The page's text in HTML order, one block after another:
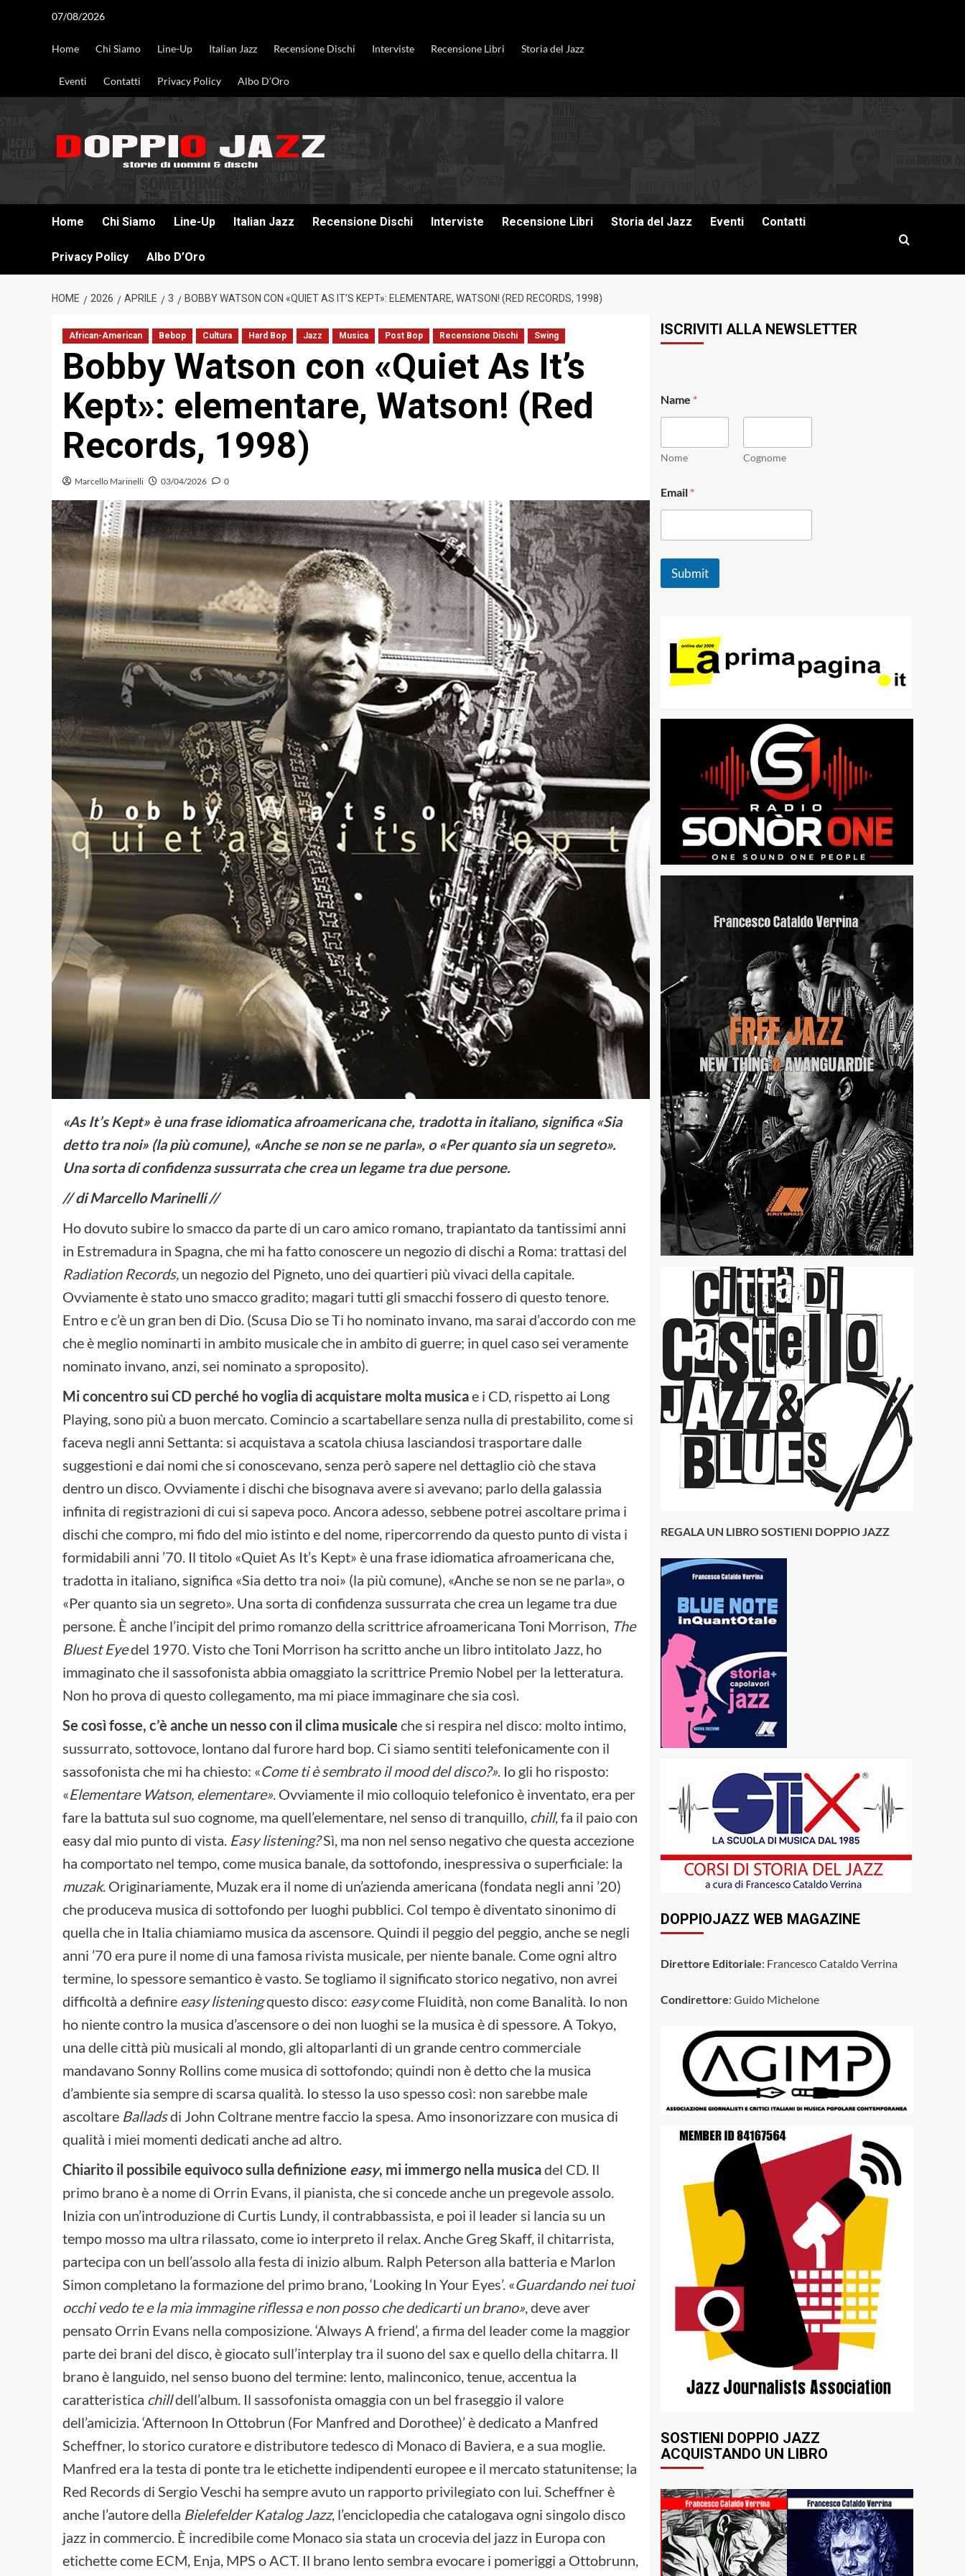
07/08/2026
Home Chi Siamo Line-Up Italian Jazz Recensione Dischi Interviste Recensione Libri Storia del Jazz
Eventi Contatti Privacy Policy Albo D’Oro
Home Chi Siamo Line-Up Italian Jazz Recensione Dischi Interviste Recensione Libri Storia del Jazz Eventi Contatti
Privacy Policy Albo D’Oro
HOME 2026 APRILE 3 BOBBY WATSON CON «QUIET AS IT’S KEPT»: ELEMENTARE, WATSON! (RED RECORDS, 1998)
African-American Bebop Cultura Hard Bop Jazz Musica Post Bop Recensione Dischi Swing
Bobby Watson con «Quiet As It’s
Kept»: elementare, Watson! (Red
Records, 1998)
Marcello Marinelli 03/04/2026 0
«As It’s Kept» è una frase idiomatica afroamericana che, tradotta in italiano, significa «Sia
detto tra noi» (la più comune), «Anche se non se ne parla», o «Per quanto sia un segreto».
Una sorta di confidenza sussurrata che crea un legame tra due persone.
// di Marcello Marinelli //
Ho dovuto subire lo smacco da parte di un caro amico romano, trapiantato da tantissimi anni
in Estremadura in Spagna, che mi ha fatto conoscere un negozio di dischi a Roma: trattasi del
Radiation Records, un negozio del Pigneto, uno dei quartieri più vivaci della capitale.
Ovviamente è stato uno smacco gradito; magari tutti gli smacchi fossero di questo tenore.
Entro e c’è un gran ben di Dio. (Scusa Dio se Ti ho nominato invano, ma sarai d’accordo con me
che è meglio nominarti in ambito musicale che in ambito di guerre; in quel caso sei veramente
nominato invano, anzi, sei nominato a sproposito).
Mi concentro sui CD perché ho voglia di acquistare molta musicae i CD, rispetto ai Long
Playing, sono più a buon mercato. Comincio a scartabellare senza nulla di prestabilito, come si
faceva negli anni Settanta: si acquistava a scatola chiusa lasciandosi trasportare dalle
suggestioni e dai nomi che si conoscevano, senza però sapere nel dettaglio ciò che stava
dentro un disco. Ovviamente i dischi che bisognava avere si avevano; parlo della galassia
infinita di registrazioni di cui si sapeva poco. Ancora adesso, sebbene potrei ascoltare prima i
dischi che compro, mi fido del mio istinto e del nome, ripercorrendo da questo punto di vista i
formidabili anni ’70. Il titolo «Quiet As It’s Kept» è una frase idiomatica afroamericana che,
tradotta in italiano, significa «Sia detto tra noi» (la più comune), «Anche se non se ne parla», o
«Per quanto sia un segreto». Una sorta di confidenza sussurrata che crea un legame tra due
persone. È anche l’incipit del primo romanzo della scrittrice afroamericana Toni Morrison, The
Bluest Eyedel 1970. Visto che Toni Morrison ha scritto anche un libro intitolato Jazz, ho
immaginato che il sassofonista abbia omaggiato la scrittrice Premio Nobel per la letteratura.
Non ho prova di questo collegamento, ma mi piace immaginare che sia così.
Se così fosse, c’è anche un nesso con il clima musicale che si respira nel disco: molto intimo,
sussurrato, sottovoce, lontano dal furore hard bop. Ci siamo sentiti telefonicamente con il
sassofonista che mi ha chiesto: «Come ti è sembrato il mood del disco?». Io gli ho risposto:
«Elementare Watson, elementare». Ovviamente il mio colloquio telefonico è inventato, era per
fare la battuta sul suo cognome, ma quell’elementare, nel senso di tranquillo, chill, fa il paio con
easy dal mio punto di vista. Easy listening?Sì, ma non nel senso negativo che questa accezione
ha comportato nel tempo, come musica banale, da sottofondo, inespressiva o superficiale: la
muzak. Originariamente, Muzak era il nome di un’azienda americana (fondata negli anni ’20)
che produceva musica di sottofondo per luoghi pubblici. Col tempo è diventato sinonimo di
quella che in Italia chiamiamo musica da ascensore. Quindi il peggio del peggio, anche se negli
anni ’70 era pure il nome di una famosa rivista musicale, per niente banale. Come ogni altro
termine, lo spessore semantico è vasto. Se togliamo il significato storico negativo, non avrei
difficoltà a definire easy listeningquesto disco: easycome Fluidità, non come Banalità. Io non
ho niente contro la musica d’ascensore o dei non luoghi se la musica è di spessore. A Tokyo,
una delle città più musicali al mondo, gli altoparlanti di un grande centro commerciale
mandavano Sonny Rollins come musica di sottofondo; quindi non è detto che la musica
d’ambiente sia sempre di scarsa qualità. Io stesso la uso spesso così: non sarebbe male
ascoltare Balladsdi John Coltrane mentre faccio la spesa. Amo insonorizzare con musica di
qualità i miei momenti dedicati anche ad altro.
Chiarito il possibile equivoco sulla definizione easy, mi immergo nella musicadel CD. Il
primo brano è a nome di Orrin Evans, il pianista, che si concede anche un pregevole assolo.
Inizia con un’introduzione di Curtis Lundy, il contrabbassista, e poi il leader si lancia su un
tempo mosso ma ultra rilassato, come io interpreto il relax. Anche Greg Skaff, il chitarrista,
partecipa con un bell’assolo alla festa di inizio album. Ralph Peterson alla batteria e Marlon
Simon completano la formazione del primo brano, ‘Looking In Your Eyes’. «Guardando nei tuoi
occhi vedo te e la mia immagine riflessa e non posso che dedicarti un brano», deve aver
pensato Orrin Evans nella composizione. ‘Always A friend’, a firma del leader come la maggior
parte dei brani del disco, è giocato sull’interplay tra il suono del sax e quello della chitarra. Il
brano è languido, nel senso buono del termine: lento, malinconico, tenue, accentua la
caratteristica chilldell’album. Il sassofonista omaggia con un bel fraseggio il valore
dell’amicizia. ‘Afternoon In Ottobrun (For Manfred and Dorothee)’ è dedicato a Manfred
Scheffner, lo storico curatore e distributore tedesco di Monaco di Baviera, e a sua moglie.
Manfred era la testa di ponte tra le etichette indipendenti europee e il mercato statunitense; la
Red Records di Sergio Veschi ha sempre avuto un rapporto privilegiato con lui. Scheffner è
anche l’autore della Bielefelder Katalog Jazz, l’enciclopedia che catalogava ogni singolo disco
jazz in commercio. È incredibile come Monaco sia stata un crocevia del jazz in Europa con
etichette come ECM, Enja, MPS o ACT. Il brano lento sembra evocare i pomeriggi a Ottobrunn,
ISCRIVITI ALLA NEWSLETTER
Name *
Nome Cognome
*
*
Email *
Submit
REGALA UN LIBRO SOSTIENI DOPPIO JAZZ
DOPPIOJAZZ WEB MAGAZINE
Direttore Editoriale: Francesco Cataldo Verrina
Condirettore: Guido Michelone
SOSTIENI DOPPIO JAZZ
ACQUISTANDO UN LIBRO